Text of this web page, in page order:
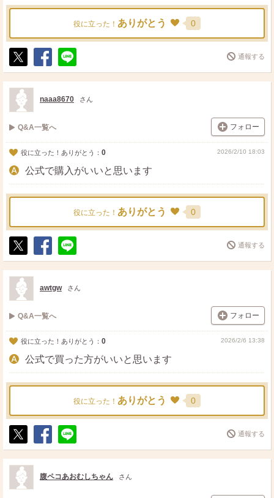
役に立った！ ありがとう 0
ポ
ス
ト
シ
ェ
送
る
通報する
naaa8670 さん
Q&A一覧へ フォロー
役に立った！ありがとう： 0 2026/2/10 18:03
公式で購入がいいと思います
役に立った！ ありがとう 0
ポ
ス
ト
シ
ェ
送
る
通報する
awtgw さん
Q&A一覧へ フォロー
役に立った！ありがとう： 0 2026/2/6 13:38
公式で買った方がいいと思います
役に立った！ ありがとう 0
ポ
ス
ト
シ
ェ
送
る
通報する
腹ペコあおむしちゃん さん